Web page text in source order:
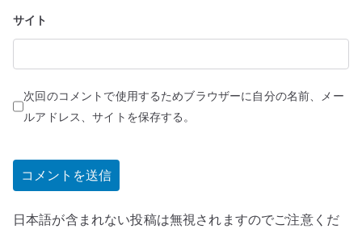
サイト
次回のコメントで使用するためブラウザーに自分の名前、メー
ルアドレス、サイトを保存する。
日本語が含まれない投稿は無視されますのでご注意くだ